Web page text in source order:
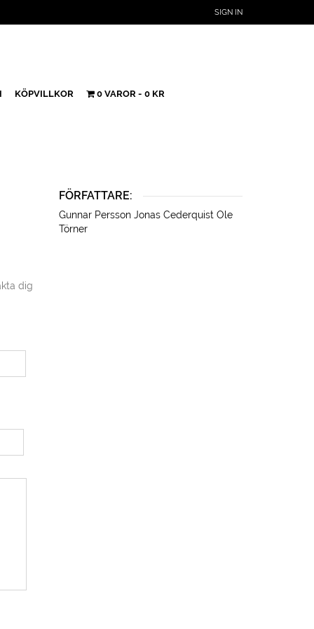
SIGN IN
KÖPVILLKOR 0 VAROR 0 KR
dig
FÖRFATTARE:
Gunnar Persson Jonas Cederquist Ole
Törner